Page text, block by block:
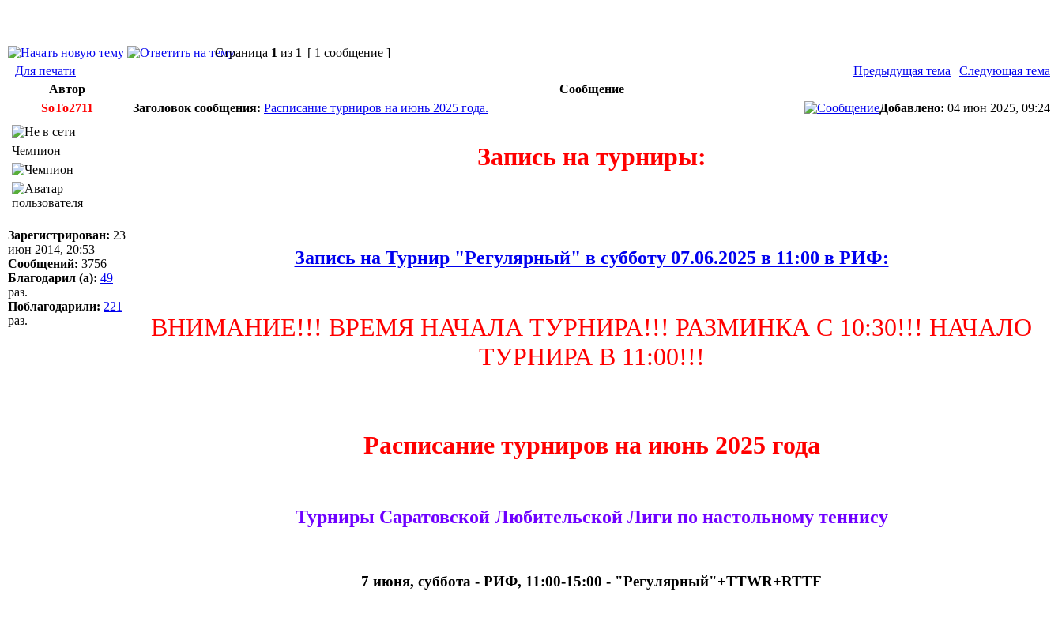
Страница 1 из 1 [ 1 сообщение ]
Для печати
Предыдущая тема | Следующая тема
Автор
Сообщение
SoTo2711
Заголовок сообщения: Расписание турниров на июнь 2025 года. Добавлено: 04 июн 2025, 09:24
Чемпион
Зарегистрирован: 23
июн 2014, 20:53
Сообщений: 3756
Благодарил (а): 49
раз.
Поблагодарили: 221
раз.
Запись на турниры:
Запись на Турнир "Регулярный" в субботу 07.06.2025 в 11:00 в РИФ:
ВНИМАНИЕ!!! ВРЕМЯ НАЧАЛА ТУРНИРА!!! РАЗМИНКА С 10:30!!! НАЧАЛО
ТУРНИРА В 11:00!!!
Расписание турниров на июнь 2025 года
Турниры Саратовской Любительской Лиги по настольному теннису
7 июня, суббота - РИФ, 11:00-15:00 - "Регулярный"+TTWR+RTTF